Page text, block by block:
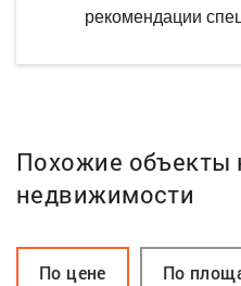
рекомендации
Похожие объекты
недвижимости
По цене По